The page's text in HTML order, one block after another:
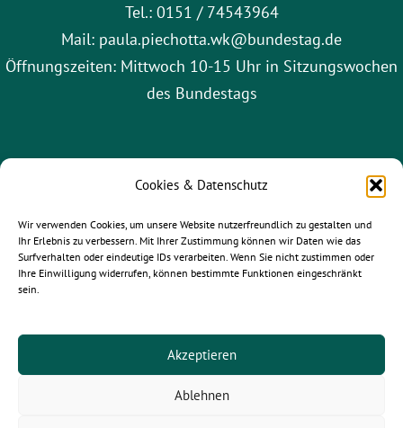
Cookies & Datenschutz
Wir verwenden Cookies, um unsere Website nutzerfreundlich zu gestalten und
Ihr Erlebnis zu verbessern. Mit Ihrer Zustimmung können wir Daten wie das
Surfverhalten oder eindeutige IDs verarbeiten. Wenn Sie nicht zustimmen oder
Ihre Einwilligung widerrufen, können bestimmte Funktionen eingeschränkt
sein.
Akzeptieren
Ablehnen
Tel.: 0151 / 74543964
Mail: paula.piechotta.wk@bundestag.de
Öffnungszeiten: Mittwoch 10-15 Uhr in Sitzungswochen
des Bundestags